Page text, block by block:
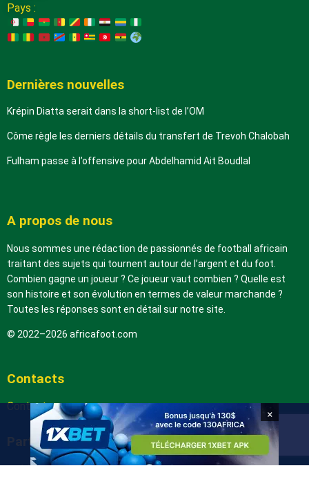
Pays :
Dernières nouvelles
Krépin Diatta serait dans la short-list de l’OM
Côme règle les derniers détails du transfert de Trevoh Chalobah
Fulham passe à l’offensive pour Abdelhamid Ait Boudlal
A propos de nous
Nous sommes une rédaction de passionnés de football africain
traitant des sujets qui tournent autour de l’argent et du foot.
Combien gagne un joueur ? Ce joueur vaut combien ? Quelle est
son histoire et son évolution en termes de valeur marchande ?
Toutes les réponses sont en détail sur notre site.
© 2022–2026 africafoot.com
Contacts
Contactez-nous
Partenaires
arabic.africafoot.com
×